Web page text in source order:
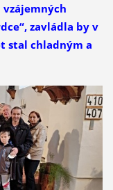
zavládla by v
stal chladným a